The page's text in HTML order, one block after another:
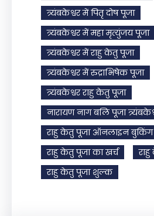
त्र्यंबकेश्वर में पितृ दोष पूजा
त्र्यंबकेश्वर में महा मृत्युंजय पूजा
त्र्यंबकेश्वर में राहु केतु पूजा
त्र्यंबकेश्वर में रुद्राभिषेक पूजा
त्र्यंबकेश्वर राहु केतु पूजा
नारायण नाग बलि पूजा
राहु केतु पूजा ऑनलाइन बुकिंग
राहु केतु पूजा का खर्च
राहु केतु पूजा शुल्क